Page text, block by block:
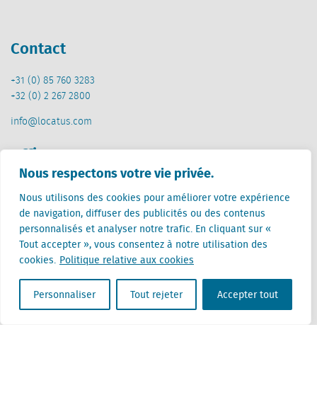
Nous respectons votre vie privée.
Nous utilisons des cookies pour améliorer votre expérience
de navigation, diffuser des publicités ou des contenus
personnalisés et analyser notre trafic. En cliquant sur «
Tout accepter », vous consentez à notre utilisation des
cookies. Politique relative aux cookies
Personnaliser Tout rejeter Accepter tout
Contact
+31 (0) 85 760 3283
+32 (0) 2 267 2800
info@locatus.com
Offices
Creative Valley
Stationsplein 32
3511 ED Utrecht
Belgique
Rue Cantersteen 47
1000 Bruxelles